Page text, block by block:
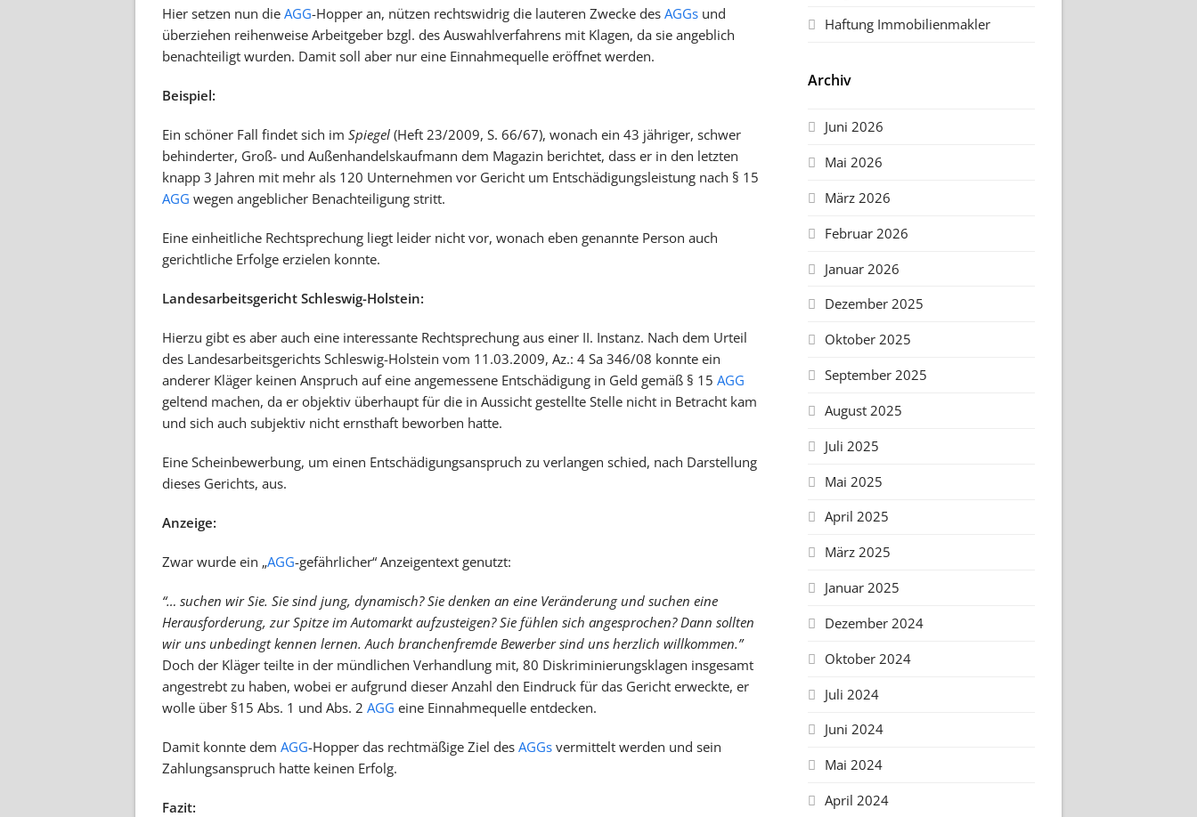
Hier setzen nun die AGG-Hopper an, nützen rechtswidrig die lauteren Zwecke des AGGs und
überziehen reihenweise Arbeitgeber bzgl. des Auswahlverfahrens mit Klagen, da sie angeblich
benachteiligt wurden. Damit soll aber nur eine Einnahmequelle eröffnet werden.
Beispiel:
Ein schöner Fall findet sich im Spiegel (Heft 23/2009, S. 66/67), wonach ein 43 jähriger, schwer
behinderter, Groß- und Außenhandelskaufmann dem Magazin berichtet, dass er in den letzten
knapp 3 Jahren mit mehr als 120 Unternehmen vor Gericht um Entschädigungsleistung nach § 15
AGG wegen angeblicher Benachteiligung stritt.
Eine einheitliche Rechtsprechung liegt leider nicht vor, wonach eben genannte Person auch
gerichtliche Erfolge erzielen konnte.
Landesarbeitsgericht Schleswig-Holstein:
Hierzu gibt es aber auch eine interessante Rechtsprechung aus einer II. Instanz. Nach dem Urteil
des Landesarbeitsgerichts Schleswig-Holstein vom 11.03.2009, Az.: 4 Sa 346/08 konnte ein
anderer Kläger keinen Anspruch auf eine angemessene Entschädigung in Geld gemäß § 15 AGG
geltend machen, da er objektiv überhaupt für die in Aussicht gestellte Stelle nicht in Betracht kam
und sich auch subjektiv nicht ernsthaft beworben hatte.
Eine Scheinbewerbung, um einen Entschädigungsanspruch zu verlangen schied, nach Darstellung
dieses Gerichts, aus.
Anzeige:
Zwar wurde ein „AGG-gefährlicher“ Anzeigentext genutzt:
“… suchen wir Sie. Sie sind jung, dynamisch? Sie denken an eine Veränderung und suchen eine
Herausforderung, zur Spitze im Automarkt aufzusteigen? Sie fühlen sich angesprochen? Dann sollten
wir uns unbedingt kennen lernen. Auch branchenfremde Bewerber sind uns herzlich willkommen.”
Doch der Kläger teilte in der mündlichen Verhandlung mit, 80 Diskriminierungsklagen insgesamt
angestrebt zu haben, wobei er aufgrund dieser Anzahl den Eindruck für das Gericht erweckte, er
wolle über §15 Abs. 1 und Abs. 2 AGG eine Einnahmequelle entdecken.
Damit konnte dem AGG-Hopper das rechtmäßige Ziel des AGGs vermittelt werden und sein
Zahlungsanspruch hatte keinen Erfolg.
Fazit:
Haftung Immobilienmakler
Archiv
Juni 2026
Mai 2026
März 2026
Februar 2026
Januar 2026
Dezember 2025
Oktober 2025
September 2025
August 2025
Juli 2025
Mai 2025
April 2025
März 2025
Januar 2025
Dezember 2024
Oktober 2024
Juli 2024
Juni 2024
Mai 2024
April 2024